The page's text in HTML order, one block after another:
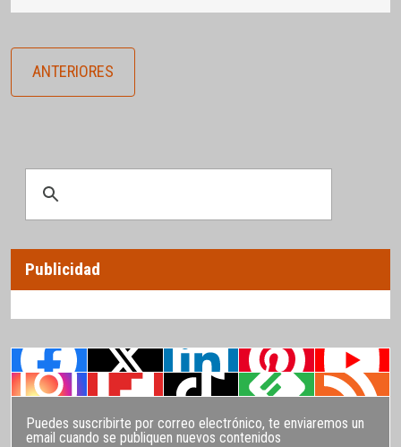
ANTERIORES
Publicidad
Puedes suscribirte por correo electrónico, te enviaremos un
email cuando se publiquen nuevos contenidos